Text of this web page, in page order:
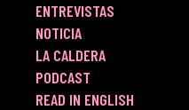
ENTREVISTAS
NOTICIA
LA CALDERA
PODCAST
READ IN ENGLISH